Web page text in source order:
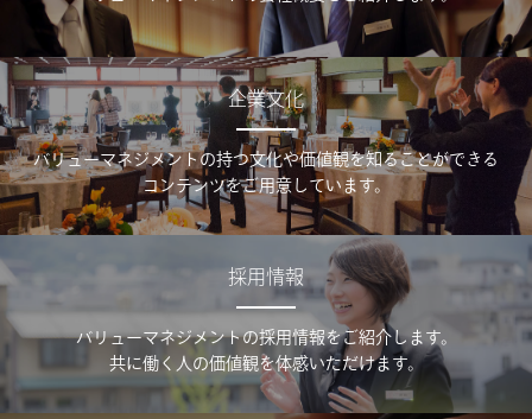
企業文化
バリューマネジメントの持つ文化や価値観を知ることができる
コンテンツをご用意しています。
採用情報
バリューマネジメントの採用情報をご紹介します。
共に働く人の価値観を体感いただけます。